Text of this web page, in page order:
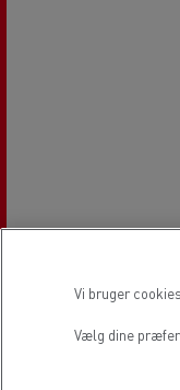
Vi bruger
Vælg dine